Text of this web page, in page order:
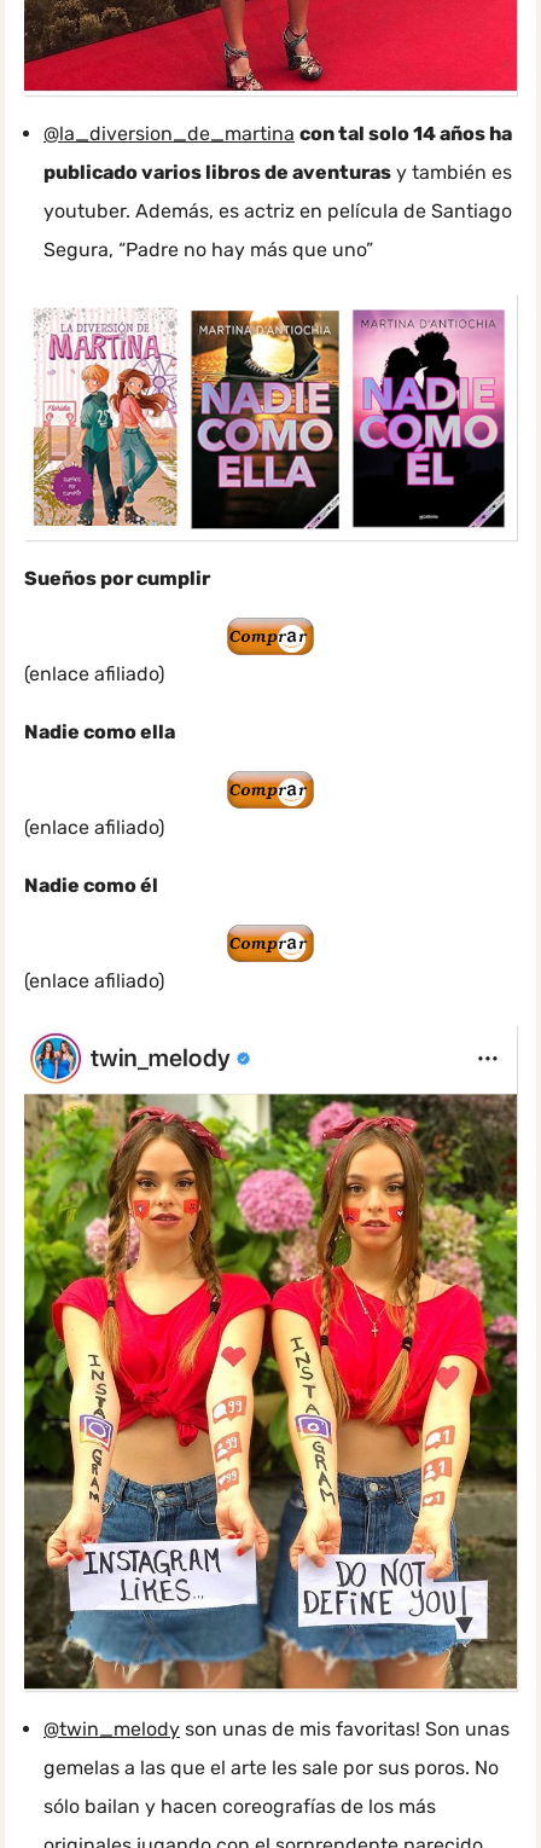
@la_diversion_de_martina con tal solo 14 años ha
publicado varios libros de aventuras y también es
youtuber. Además, es actriz en película de Santiago
Segura, “Padre no hay más que uno”
Sueños por cumplir
(enlace afiliado)
Nadie como ella
(enlace afiliado)
Nadie como él
(enlace afiliado)
@twin_melody son unas de mis favoritas! Son unas
gemelas a las que el arte les sale por sus poros. No
sólo bailan y hacen coreografías de los más